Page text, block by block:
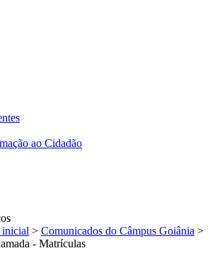
ao Cidadão
inicial > Comunicados do Câmpus Goiânia >
- Matrículas